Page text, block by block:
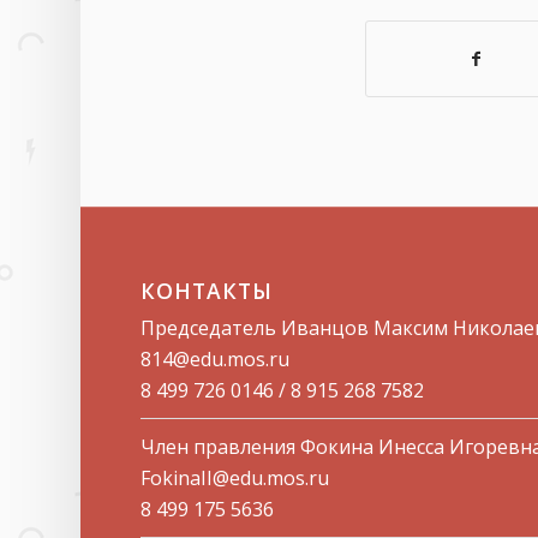
КОНТАКТЫ
Председатель Иванцов Максим
814@edu.mos.ru​
8 499 726 0146 / 8 915 268 7582
Член правления Фокина Инесса
FokinaII@edu.mos.ru
8 499 175 5636